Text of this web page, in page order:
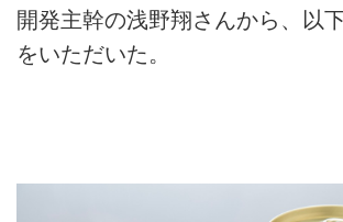
開発主幹の浅野翔さんから、以
をいただいた。